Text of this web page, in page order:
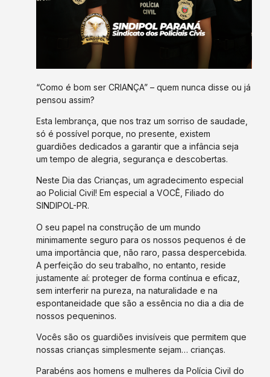
“Como é bom ser CRIANÇA” – quem nunca disse ou já
pensou assim?
Esta lembrança, que nos traz um sorriso de saudade,
só é possível porque, no presente, existem
guardiões dedicados a garantir que a infância seja
um tempo de alegria, segurança e descobertas.
Neste Dia das Crianças, um agradecimento especial
ao Policial Civil! Em especial a VOCÊ, Filiado do
SINDIPOL-PR.
O seu papel na construção de um mundo
minimamente seguro para os nossos pequenos é de
uma importância que, não raro, passa despercebida.
A perfeição do seu trabalho, no entanto, reside
justamente aí: proteger de forma contínua e eficaz,
sem interferir na pureza, na naturalidade e na
espontaneidade que são a essência no dia a dia de
nossos pequeninos.
Vocês são os guardiões invisíveis que permitem que
nossas crianças simplesmente sejam… crianças.
Parabéns aos homens e mulheres da Polícia Civil do